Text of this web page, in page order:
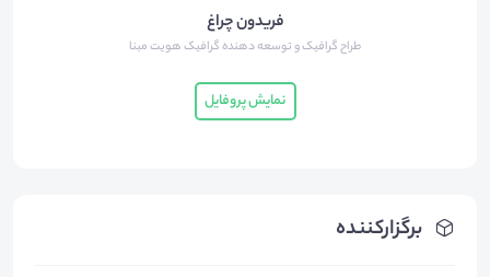
برگزارکننده
فریدون چراغ
طراح گرافیک و توسعه دهنده گرافیک هویت مبنا
نمایش پروفایل